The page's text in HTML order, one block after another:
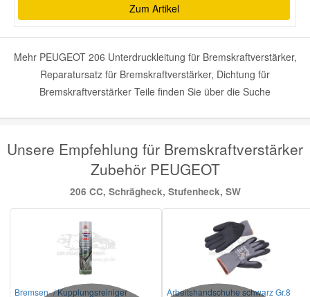
Zum Artikel
Mehr PEUGEOT 206 Unterdruckleitung für Bremskraftverstärker,
Reparatursatz für Bremskraftverstärker, Dichtung für
Bremskraftverstärker Teile finden Sie über die Suche
Unsere Empfehlung für Bremskraftverstärker
Zubehör PEUGEOT
206 CC, Schrägheck, Stufenheck, SW
Bremsen- / Kupplungsreiniger Arbeitshandschuhe schwarz Gr.8